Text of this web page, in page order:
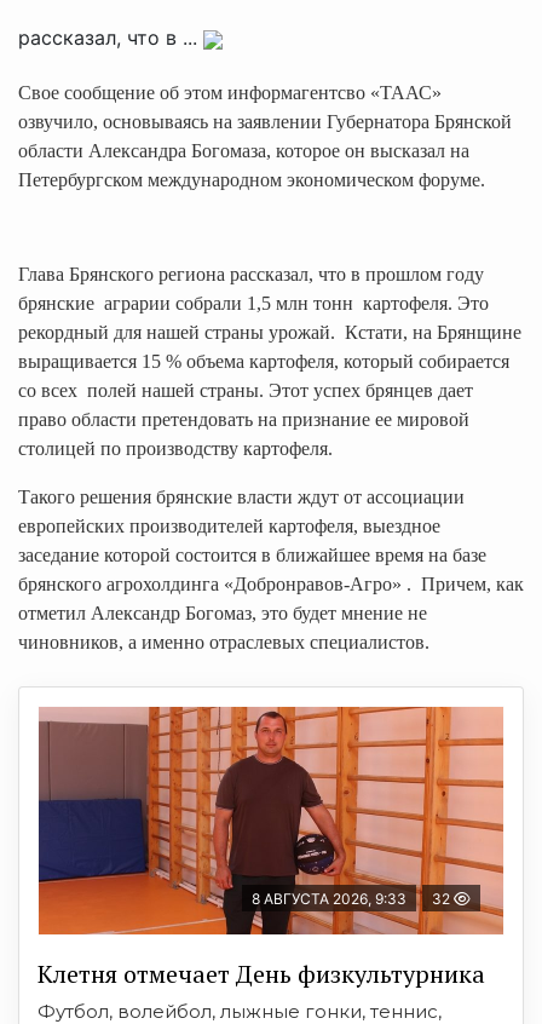
рассказал, что в ...
Свое сообщение об этом информагентсво «ТААС»
озвучило, основываясь на заявлении Губернатора Брянской
области Александра Богомаза, которое он высказал на
Петербургском международном экономическом форуме.
Глава Брянского региона рассказал, что в прошлом году
брянские аграрии собрали 1,5 млн тонн картофеля. Это
рекордный для нашей страны урожай. Кстати, на Брянщине
выращивается 15 % объема картофеля, который собирается
со всех полей нашей страны. Этот успех брянцев дает
право области претендовать на признание ее мировой
столицей по производству картофеля.
Такого решения брянские власти ждут от ассоциации
европейских производителей картофеля, выездное
заседание которой состоится в ближайшее время на базе
брянского агрохолдинга «Добронравов-Агро» . Причем, как
отметил Александр Богомаз, это будет мнение не
чиновников, а именно отраслевых специалистов.
8 АВГУСТА 2026, 9:33 32
Клетня отмечает День физкультурника
Футбол, волейбол, лыжные гонки, теннис,